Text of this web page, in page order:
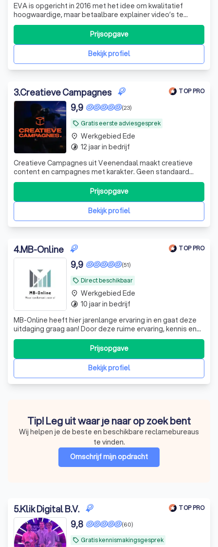
EVA is opgericht in 2016 met het idee om kwalitatief
hoogwaardige, maar betaalbare explainer video’s te
maken in een ‘niet zo betaalbare’ explainer video markt.
Dit idee sloeg aan en inmiddels bestaat ons team uit 11
enthousiaste collega’s. Waaronder 3 projectmanagers en
5 animatoren en een ervarenBekijk profiel
Prijsopgave
3.Creatieve Campagnes TOP PRO
local_offer Gratis eerste adviesgesprek
(23)
9,9
Creatieve Campagnes uit Veenendaal maakt creatieve
content en campagnes met karakter. Geen standaard
video’s, maar opvallende ideeën en beelden die blijven
hangen. O.a specialist in social media video
Bekijk profiel
Prijsopgave
place Werkgebied Ede
timelapse 12 jaar in bedrijf
4.MB-Online TOP PRO
local_offer Direct beschikbaar
(51)
9,9
MB-Online heeft hier jarenlange ervaring in en gaat deze
uitdaging graag aan! Door deze ruime ervaring, kennis en
know-how leveren wij resultaat!
Bekijk profiel
Prijsopgave
place Werkgebied Ede
timelapse 10 jaar in bedrijf
Tip! Leg uit waar je naar op zoek bent
Wij helpen je de beste en beschikbare reclamebureaus
te vinden.
Omschrijf mijn opdracht
5.Klik Digital B.V. TOP PRO
local_offer Gratis kennismakingsgesprek
(60)
9,8